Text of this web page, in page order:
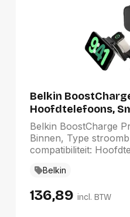
Belkin
Hoofdtelefoons,
Smartwatch Zwart
opladen Snel
Belkin BoostCharge
Binnen, Type
compatibiliteit:
Draadloos opladen,
Zwart
Belkin
136,89 incl. BTW